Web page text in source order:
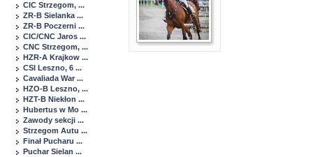
CIC Strzegom, ...
ZR-B Sielanka ...
ZR-B Poczerni ...
CIC/CNC Jaros ...
CNC Strzegom, ...
HZR-A Krajkow ...
CSI Leszno, 6 ...
Cavaliada War ...
HZO-B Leszno, ...
HZT-B Niekłon ...
Hubertus w Mo ...
Zawody sekcji ...
Strzegom Autu ...
Finał Pucharu ...
Puchar Sielan ...